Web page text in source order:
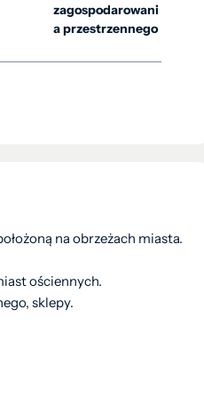
zagospodarowani
a przestrzennego
na obrzeżach miasta.
ościennych.
sklepy.